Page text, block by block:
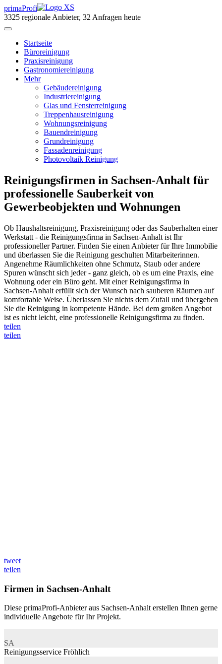
primaProfi
3325 regionale Anbieter, 32 Anfragen heute
Startseite
Büroreinigung
Praxisreinigung
Gastronomiereinigung
Mehr
Gebäudereinigung
Industriereinigung
Glas und Fensterreinigung
Treppenhausreinigung
Wohnungsreinigung
Bauendreinigung
Grundreinigung
Fassadenreinigung
Photovoltaik Reinigung
Reinigungsfirmen in Sachsen-Anhalt für
professionelle Sauberkeit von
Gewerbeobjekten und Wohnungen
Ob Haushaltsreinigung, Praxisreinigung oder das Sauberhalten einer
Werkstatt - die Reinigungsfirma in Sachsen-Anhalt ist Ihr
professioneller Partner. Finden Sie einen Anbieter für Ihre Immobilie
und überlassen Sie die Reinigung geschulten Mitarbeiterinnen.
Angenehme Räumlichkeiten ohne Schmutz, Staub oder andere
Spuren wünscht sich jeder - ganz gleich, ob es um eine Praxis, eine
Wohnung oder ein Büro geht. Mit einer Reinigungsfirma in
Sachsen-Anhalt erfüllt sich der Wunsch nach sauberen Räumen auf
komfortable Weise. Überlassen Sie nichts dem Zufall und übergeben
Sie die Reinigung in kompetente Hände. Bei dem großen Angebot
ist es nicht leicht, eine professionelle Reinigungsfirma zu finden.
teilen
teilen
tweet
teilen
Firmen in Sachsen-Anhalt
Diese primaProfi-Anbieter aus Sachsen-Anhalt erstellen Ihnen gerne
individuelle Angebote für Ihr Projekt.
SA
Reinigungsservice Fröhlich